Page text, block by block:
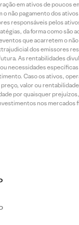
em ativos de poucos
não pagamento dos
responsáveis pelos
da forma como são
que acarretem o
dos emissores
As rentabilidades
necessidades
Caso os ativos,
valor ou
por quaisquer
nos